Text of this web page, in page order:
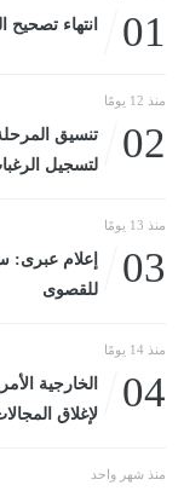
01 انتهاء تصحيح
منذ 12 يومًا
02
لتسجيل
منذ 13 يومًا
03
إعلام عبرى:
للقصوى
منذ 14 يومًا
04
الخارجية
لإغلاق
منذ شهر واحد